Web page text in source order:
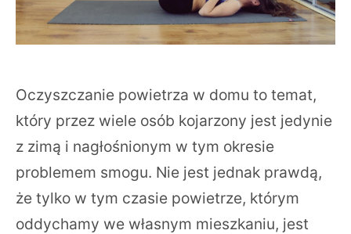
Oczyszczanie powietrza w domu to temat,
który przez wiele osób kojarzony jest jedynie
z zimą i nagłośnionym w tym okresie
problemem smogu. Nie jest jednak prawdą,
że tylko w tym czasie powietrze, którym
oddychamy we własnym mieszkaniu, jest